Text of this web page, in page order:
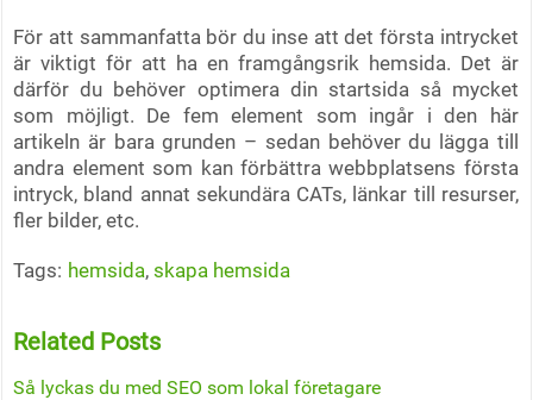
För att sammanfatta bör du inse att det första intrycket
är viktigt för att ha en framgångsrik hemsida. Det är
därför du behöver optimera din startsida så mycket
som möjligt. De fem element som ingår i den här
artikeln är bara grunden – sedan behöver du lägga till
andra element som kan förbättra webbplatsens första
intryck, bland annat sekundära CATs, länkar till resurser,
fler bilder, etc.
Tags: hemsida,skapa hemsida
Related Posts
Så lyckas du med SEO som lokal företagare